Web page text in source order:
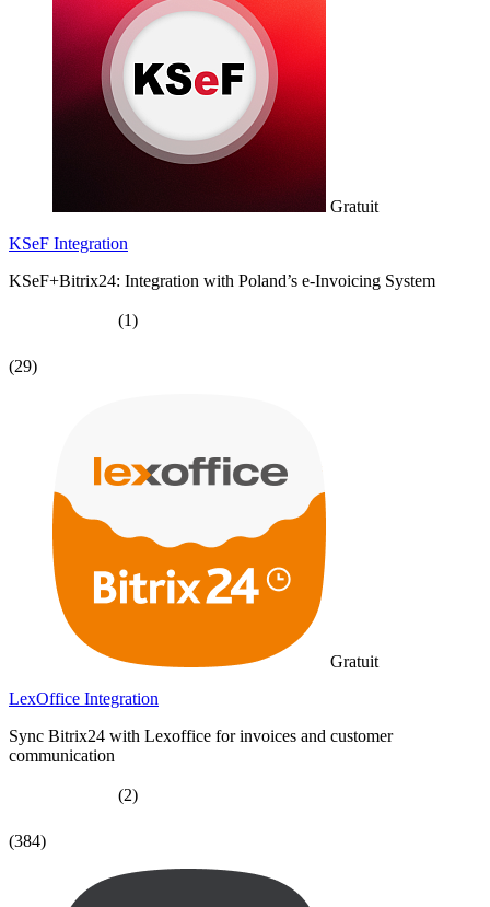
Gratuit
KSeF Integration
KSeF+Bitrix24: Integration with Poland’s e-Invoicing System
(1)
(29)
Gratuit
LexOffice Integration
Sync Bitrix24 with Lexoffice for invoices and customer
communication
(2)
(384)